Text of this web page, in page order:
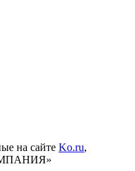
на сайте Ko.ru,